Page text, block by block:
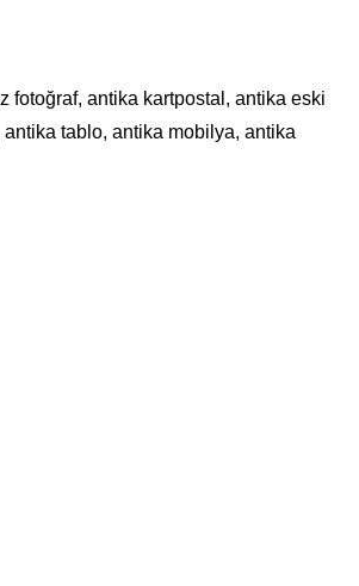
fotoğraf, antika kartpostal, antika eski
tablo, antika mobilya, antika